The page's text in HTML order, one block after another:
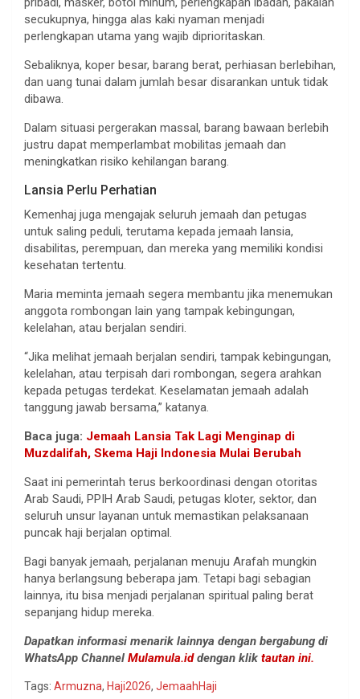
secukupnya, hingga alas kaki nyaman menjadi
perlengkapan utama yang wajib diprioritaskan.
Sebaliknya, koper besar, barang berat, perhiasan berlebihan,
dan uang tunai dalam jumlah besar disarankan untuk tidak
dibawa.
Dalam situasi pergerakan massal, barang bawaan berlebih
justru dapat memperlambat mobilitas jemaah dan
meningkatkan risiko kehilangan barang.
Lansia Perlu Perhatian
Kemenhaj juga mengajak seluruh jemaah dan petugas
untuk saling peduli, terutama kepada jemaah lansia,
disabilitas, perempuan, dan mereka yang memiliki kondisi
kesehatan tertentu.
Maria meminta jemaah segera membantu jika menemukan
anggota rombongan lain yang tampak kebingungan,
kelelahan, atau berjalan sendiri.
“Jika melihat jemaah berjalan sendiri, tampak kebingungan,
kelelahan, atau terpisah dari rombongan, segera arahkan
kepada petugas terdekat. Keselamatan jemaah adalah
tanggung jawab bersama,” katanya.
Baca juga: Jemaah Lansia Tak Lagi Menginap di
Muzdalifah, Skema Haji Indonesia Mulai Berubah
Saat ini pemerintah terus berkoordinasi dengan otoritas
Arab Saudi, PPIH Arab Saudi, petugas kloter, sektor, dan
seluruh unsur layanan untuk memastikan pelaksanaan
puncak haji berjalan optimal.
Bagi banyak jemaah, perjalanan menuju Arafah mungkin
hanya berlangsung beberapa jam. Tetapi bagi sebagian
lainnya, itu bisa menjadi perjalanan spiritual paling berat
sepanjang hidup mereka.
Dapatkan informasi menarik lainnya dengan bergabung di
WhatsApp Channel Mulamula.iddengan klik tautan ini.
Tags: Armuzna, Haji2026, JemaahHaji